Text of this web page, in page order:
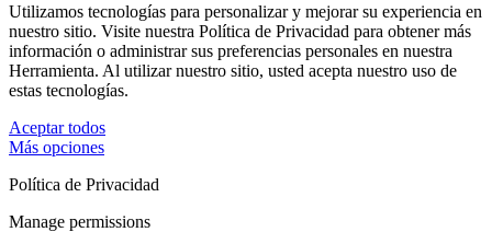
Utilizamos tecnologías para personalizar y mejorar su experiencia en
nuestro sitio. Visite nuestra Política de Privacidad para obtener más
información o administrar sus preferencias personales en nuestra
Herramienta. Al utilizar nuestro sitio, usted acepta nuestro uso de
estas tecnologías.
Aceptar todos
Más opciones
Política de Privacidad
Manage permissions